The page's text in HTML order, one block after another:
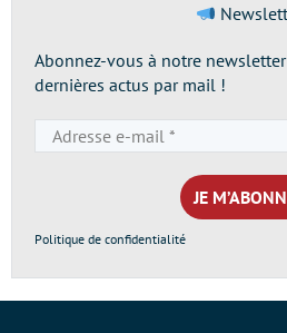
Abonnez-vous à notre
dernières actus par mail !
e-
mail
*
Politique de confidentialité